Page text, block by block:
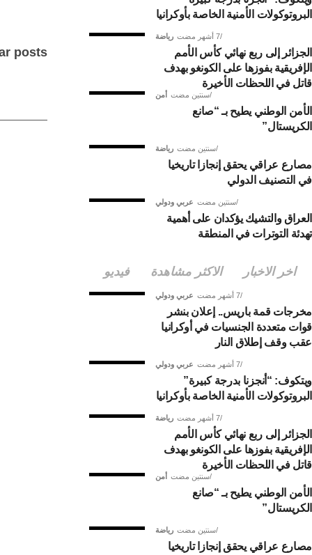
posts
البروتوكولات الأمنية الخاصة بأوكرانيا
رياضة 7 أشهر مضت
الجزائر إلى ربع نهائي كأس الأمم
الإفريقية بفوزها على الكونغو بهدف
قاتل في اللحظات الأخيرة
أمن سنتين مضت
الأمن الوطني يطيح بـ “صانع
الكريستال”
رياضة سنتين مضت
مصارع عراقي يحقق إنجازا تاريخيا
في التصنيف الدولي
عربي ودولي سنتين مضت
العراق والتشيك يؤكدان على أهمية
تهدئة التوترات في المنطقة
اخر الاخبار الاكثر مشاهدة فيديو
عربي ودولي 7 أشهر مضت
مخرجات قمة باريس.. إعلان بنشر
قوات متعددة الجنسيات في أوكرانيا
عقب وقف إطلاق النار
عربي ودولي 7 أشهر مضت
ويتكوف: “أنجزنا بدرجة كبيرة”
البروتوكولات الأمنية الخاصة بأوكرانيا
رياضة 7 أشهر مضت
الجزائر إلى ربع نهائي كأس الأمم
الإفريقية بفوزها على الكونغو بهدف
قاتل في اللحظات الأخيرة
أمن سنتين مضت
الأمن الوطني يطيح بـ “صانع
الكريستال”
رياضة سنتين مضت
مصارع عراقي يحقق إنجازا تاريخيا